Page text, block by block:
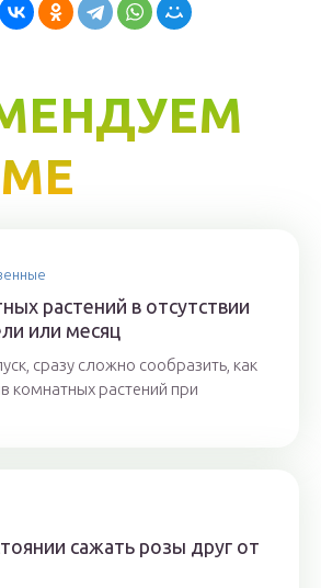
растений в отсутствии
или месяц
сразу сложно сообразить, как
комнатных растений при
сажать розы друг от